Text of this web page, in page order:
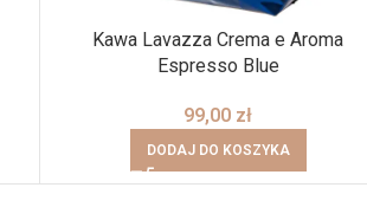
Kawa Lavazza Crema e Aroma
Espresso Blue
99,00 zł
DODAJ DO KOSZYKA